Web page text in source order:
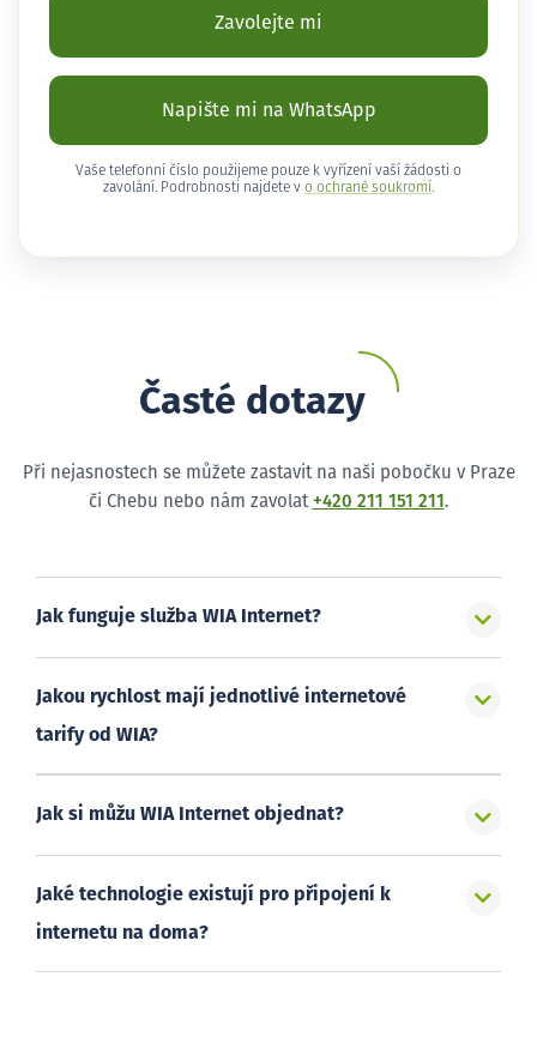
Zavolejte mi
Napište mi na WhatsApp
Vaše telefonní číslo použijeme pouze k vyřízení vaší žádosti o
zavolání. Podrobnosti najdete v o ochraně soukromí .
Časté dotazy
Při nejasnostech se můžete zastavit na naši pobočku v Praze
či Chebu nebo nám zavolat +420 211 151 211 .
Jak funguje služba WIA Internet?
Jakou rychlost mají jednotlivé internetové
tarify od WIA?
Jak si můžu WIA Internet objednat?
Jaké technologie existují pro připojení k
internetu na doma?